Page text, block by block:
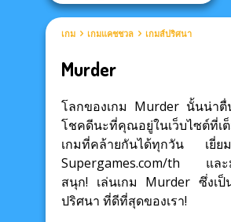
เกม เกมแคชชวล เกมส์ปริศนา
Murder
โลกของเกม Murder นั้นน่าตื่
โชคดีนะที่คุณอยู่ในเว็บไซต์ที่เ
เกมที่คล้ายกันได้ทุกวัน เยี่ยม
Supergames.com/th และ
สนุก! เล่นเกม Murder ซึ่งเป็
ปริศนา ที่ดีที่สุดของเรา!